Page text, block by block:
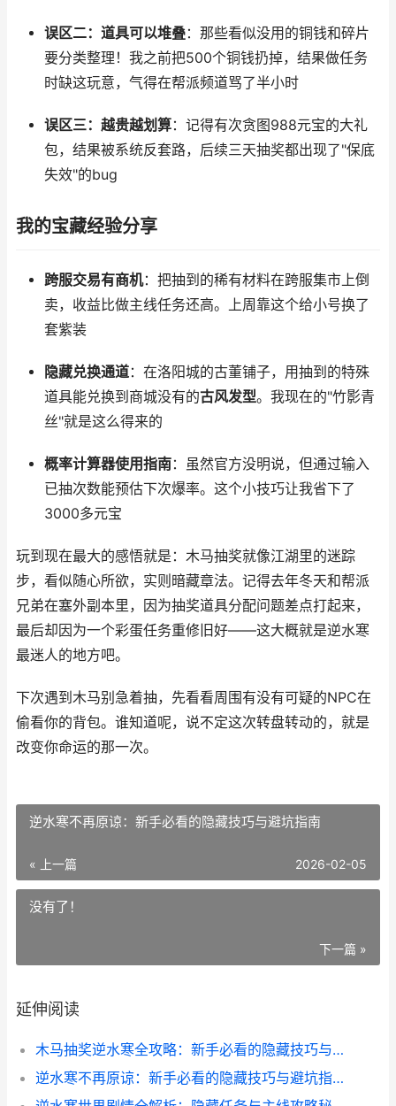
误区二：道具可以堆叠：那些看似没用的铜钱和碎片
要分类整理！我之前把500个铜钱扔掉，结果做任务
时缺这玩意，气得在帮派频道骂了半小时
误区三：越贵越划算：记得有次贪图988元宝的大礼
包，结果被系统反套路，后续三天抽奖都出现了"保底
失效"的bug
我的宝藏经验分享
跨服交易有商机：把抽到的稀有材料在跨服集市上倒
卖，收益比做主线任务还高。上周靠这个给小号换了
套紫装
隐藏兑换通道：在洛阳城的古董铺子，用抽到的特殊
道具能兑换到商城没有的古风发型。我现在的"竹影青
丝"就是这么得来的
概率计算器使用指南：虽然官方没明说，但通过输入
已抽次数能预估下次爆率。这个小技巧让我省下了
3000多元宝
玩到现在最大的感悟就是：木马抽奖就像江湖里的迷踪
步，看似随心所欲，实则暗藏章法。记得去年冬天和帮派
兄弟在塞外副本里，因为抽奖道具分配问题差点打起来，
最后却因为一个彩蛋任务重修旧好——这大概就是逆水寒
最迷人的地方吧。
下次遇到木马别急着抽，先看看周围有没有可疑的NPC在
偷看你的背包。谁知道呢，说不定这次转盘转动的，就是
改变你命运的那一次。
逆水寒不再原谅：新手必看的隐藏技巧与避坑指南
« 上一篇 2026-02-05
没有了！
下一篇 »
延伸阅读
木马抽奖逆水寒全攻略：新手必看的隐藏技巧与避坑指南
逆水寒不再原谅：新手必看的隐藏技巧与避坑指南